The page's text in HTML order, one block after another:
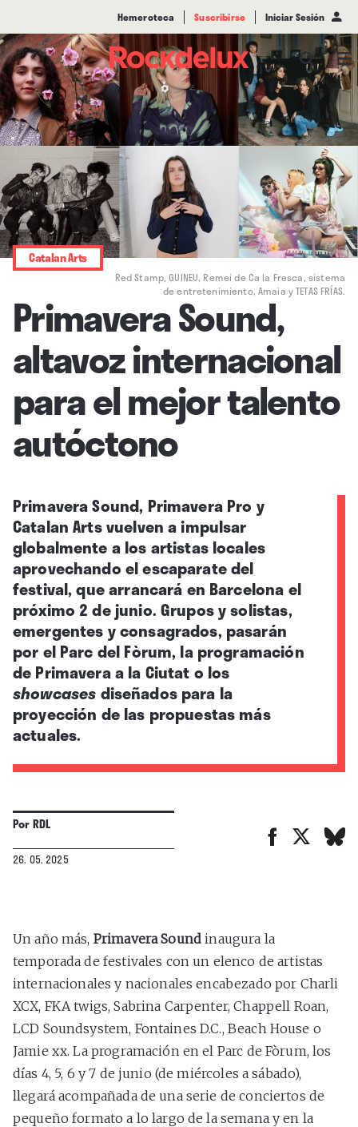
Hemeroteca Suscribirse Iniciar Sesión
Red Stamp, GUINEU, Remei de Ca la Fresca, sistema
de entretenimiento, Amaia y TETAS FRÍAS.
Catalan Arts
Primavera Sound,
altavoz internacional
para el mejor talento
autóctono
Primavera Sound, Primavera Pro y
Catalan Arts vuelven a impulsar
globalmente a los artistas locales
aprovechando el escaparate del
festival, que arrancará en Barcelona el
próximo 2 de junio. Grupos y solistas,
emergentes y consagrados, pasarán
por el Parc del Fòrum, la programación
de Primavera a la Ciutat o los
showcases diseñados para la
proyección de las propuestas más
actuales.
PorRDL
26. 05. 2025
Un año más, Primavera Sound inaugura la
temporada de festivales con un elenco de artistas
internacionales y nacionales encabezado por Charli
XCX, FKA twigs, Sabrina Carpenter, Chappell Roan,
LCD Soundsystem, Fontaines D.C., Beach House o
Jamie xx. La programación en el Parc de Fòrum, los
días 4, 5, 6 y 7 de junio (de miércoles a sábado),
llegará acompañada de una serie de conciertos de
pequeño formato a lo largo de la semana y en la